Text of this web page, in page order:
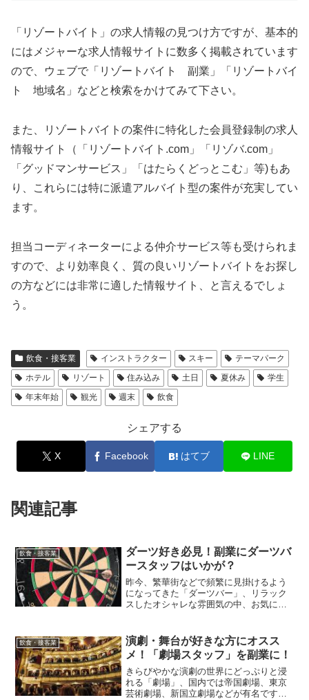
「リゾートバイト」の求人情報の見つけ方ですが、基本的
にはメジャーな求人情報サイトに数多く掲載されています
ので、ウェブで「リゾートバイト 副業」「リゾートバイ
ト 地域名」などと検索をかけてみて下さい。
また、リゾートバイトの案件に特化した会員登録制の求人
情報サイト（「リゾートバイト.com」「リゾバ.com」
「グッドマンサービス」「はたらくどっとこむ」等)もあ
り、これらには特に派遣アルバイト型の案件が充実してい
ます。
担当コーディネーターによる仲介サービス等も受けられま
すので、より効率良く、質の良いリゾートバイトをお探し
の方などには非常に適した情報サイト、と言えるでしょ
う。
飲食・接客業 インストラクター スキー
テーマパーク
ホテル
リゾート 住み込み 土日 夏休み
学生
年末年始
観光 週末 飲食
シェアする
X Facebook はてブ LINE
関連記事
飲食・接客業
ダーツ好き必見！副業にダーツバ
ースタッフはいかが？
昨今、繁華街などで頻繁に見掛けるよう
になってきた「ダーツバー」、リラック
スしたオシャレな雰囲気の中、お気に入
にとって楽園とも言うべき場所でしょ
う。そんな「ダーツバー」で...
飲食・接客業
演劇・舞台が好きな方にオスス
メ！「劇場スタッフ」を副業に！
きらびやかな演劇の世界にどっぷりと浸
れる「劇場」、国内では帝国劇場、東京
芸術劇場、新国立劇場などが有名です